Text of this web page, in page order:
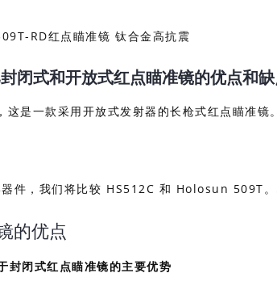
闭式和开放式红点瞄准镜的优点和
是一款采用开放式发射器的长枪式红点瞄准
件，我们将比较 HS512C 和 Holosun 509T
的优点
封闭式红点瞄准镜的主要优势